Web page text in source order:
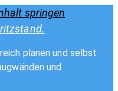
springen
planen und selbst
und